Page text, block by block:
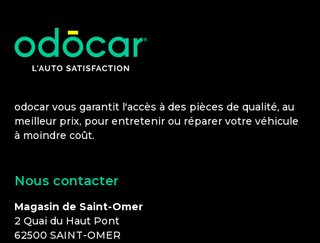
odocar vous garantit l'accès à des pièces de qualité, au
meilleur prix, pour entretenir ou réparer votre véhicule
à moindre coût.
Nous contacter
Magasin de Saint-Omer
2 Quai du Haut Pont
62500 SAINT-OMER